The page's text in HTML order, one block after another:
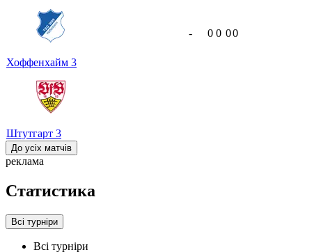
Хоффенхайм 3
Штутгарт 3
- 0 0 00
До усіх матчів
реклама
Статистика
Всі турніри
Всі турніри